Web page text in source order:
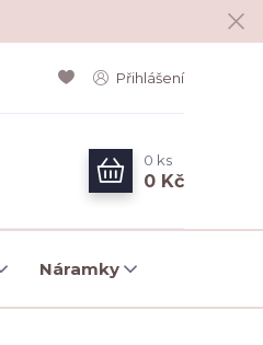
Přihlášení
0 ks
0 Kč
Náramky